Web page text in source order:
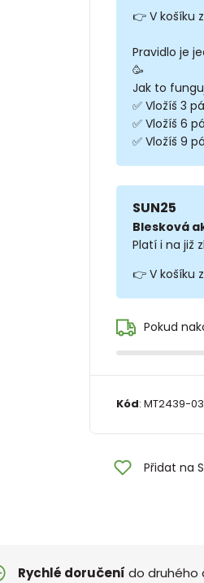
👉 V košíku
Pravidlo je
🥳
Jak to
✅ Vložíš 3
✅ Vložíš 6
✅ Vložíš 9
SUN25
Blesková
Platí i na již
👉 V košíku
Pokud
Kód: MT2439-
Přidat na
Rychlé doručení do druhého